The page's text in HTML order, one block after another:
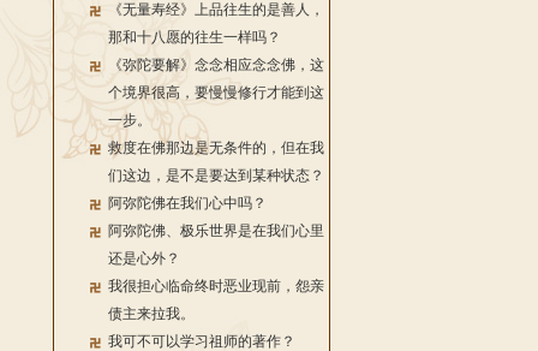
《无量寿经》上品往生的是善人，
那和十八愿的往生一样吗？
《弥陀要解》念念相应念念佛，这
个境界很高，要慢慢修行才能到这
一步。
救度在佛那边是无条件的，但在我
们这边，是不是要达到某种状态？
阿弥陀佛在我们心中吗？
阿弥陀佛、极乐世界是在我们心里
还是心外？
我很担心临命终时恶业现前，怨亲
债主来拉我。
我可不可以学习祖师的著作？